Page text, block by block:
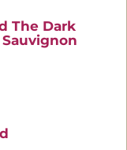
The Dark